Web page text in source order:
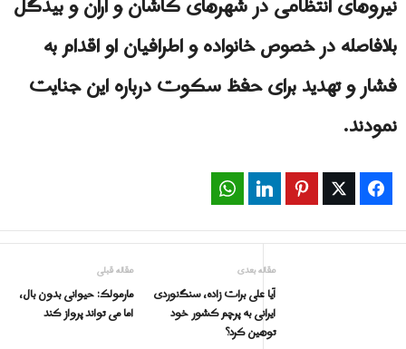
بلافاصله در خصوص خانواده و اطرافیان او اقدام به
فشار و تهدید برای حفظ سکوت درباره این جنایت
نمودند.
Facebook
Twitter
Pinterest
LinkedIn
مقاله قبلی
مارمولک: حیوانی بدون بال،
اما می تواند پرواز کند
مقاله بعدی
آیا علی برات زاده، سنگ‌نوردی
ایرانی به پرچم کشور خود
توهین کرد؟